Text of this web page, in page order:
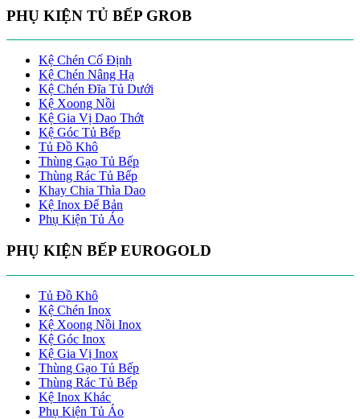
PHỤ KIỆN TỦ BẾP GROB
Kệ Chén Cố Định
Kệ Chén Nâng Hạ
Kệ Chén Đĩa Tủ Dưới
Kệ Xoong Nồi
Kệ Gia Vị Dao Thớt
Kệ Góc Tủ Bếp
Tủ Đồ Khô
Thùng Gạo Tủ Bếp
Thùng Rác Tủ Bếp
Khay Chia Thìa Dao
Kệ Inox Để Bản
Phụ Kiện Tủ Áo
PHỤ KIỆN BẾP EUROGOLD
Tủ Đồ Khô
Kệ Chén Inox
Kệ Xoong Nồi Inox
Kệ Góc Inox
Kệ Gia Vị Inox
Thùng Gạo Tủ Bếp
Thùng Rác Tủ Bếp
Kệ Inox Khác
Phụ Kiện Tủ Áo